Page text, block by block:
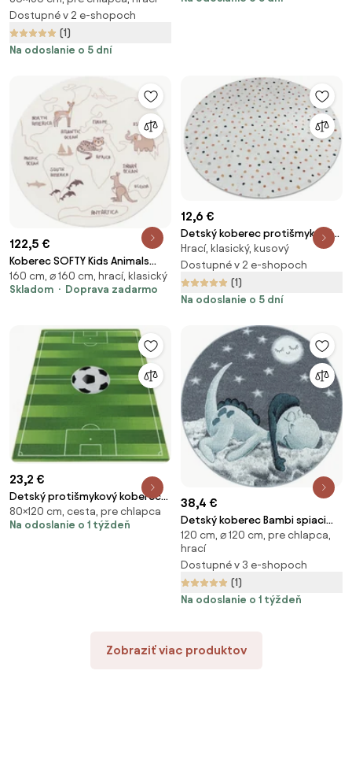
/ hnedý
Dostupné v 2 e-shopoch
(1)
Na odoslanie o 5 dní
122,5 €
Koberec SOFTY Kids Animals
World kruh
160 cm, ⌀ 160 cm, hrací, klasický
Skladom
Doprava zadarmo
12,6 €
Detský koberec protišmykový
BAMBINO 47890 Bodky, biely /
hnedý kruh
Hrací, klasický, kusový
Dostupné v 2 e-shopoch
(1)
Na odoslanie o 5 dní
23,2 €
Detský protišmykový koberec
Play ihrisko zelený
80×120 cm, cesta, pre chlapca
Na odoslanie o 1 týždeň
38,4 €
Detský koberec Bambi spiaci
dráčik kruh modrý
120 cm, ⌀ 120 cm, pre chlapca,
hrací
Dostupné v 3 e-shopoch
(1)
Na odoslanie o 1 týždeň
Zobraziť viac produktov